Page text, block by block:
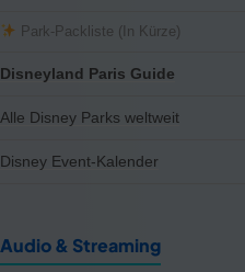
Park-Packliste (In Kürze)
Disneyland Paris Guide
Alle Disney Parks weltweit
Disney Event-Kalender
Audio & Streaming